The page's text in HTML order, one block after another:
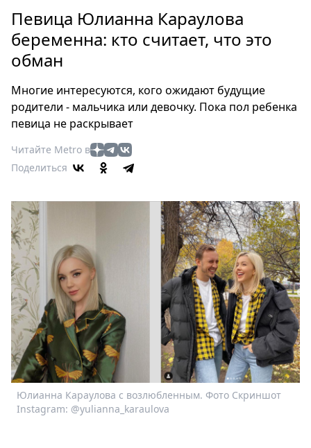
Россия
Мир
Туризм
Мода
Театр
Кино
Афиша
релизы
О
Metro
Стримы
Спецпроекты
Звезды
Выборы
2026
Скачай
Metro
Певица Юлианна Караулова
беременна: кто считает, что это
обман
Многие интересуются, кого ожидают будущие
родители - мальчика или девочку. Пока пол ребенка
певица не раскрывает
Читайте Metro в
Поделиться
Юлианна Караулова с возлюбленным. Фото Скриншот
Instagram: @yulianna_karaulova